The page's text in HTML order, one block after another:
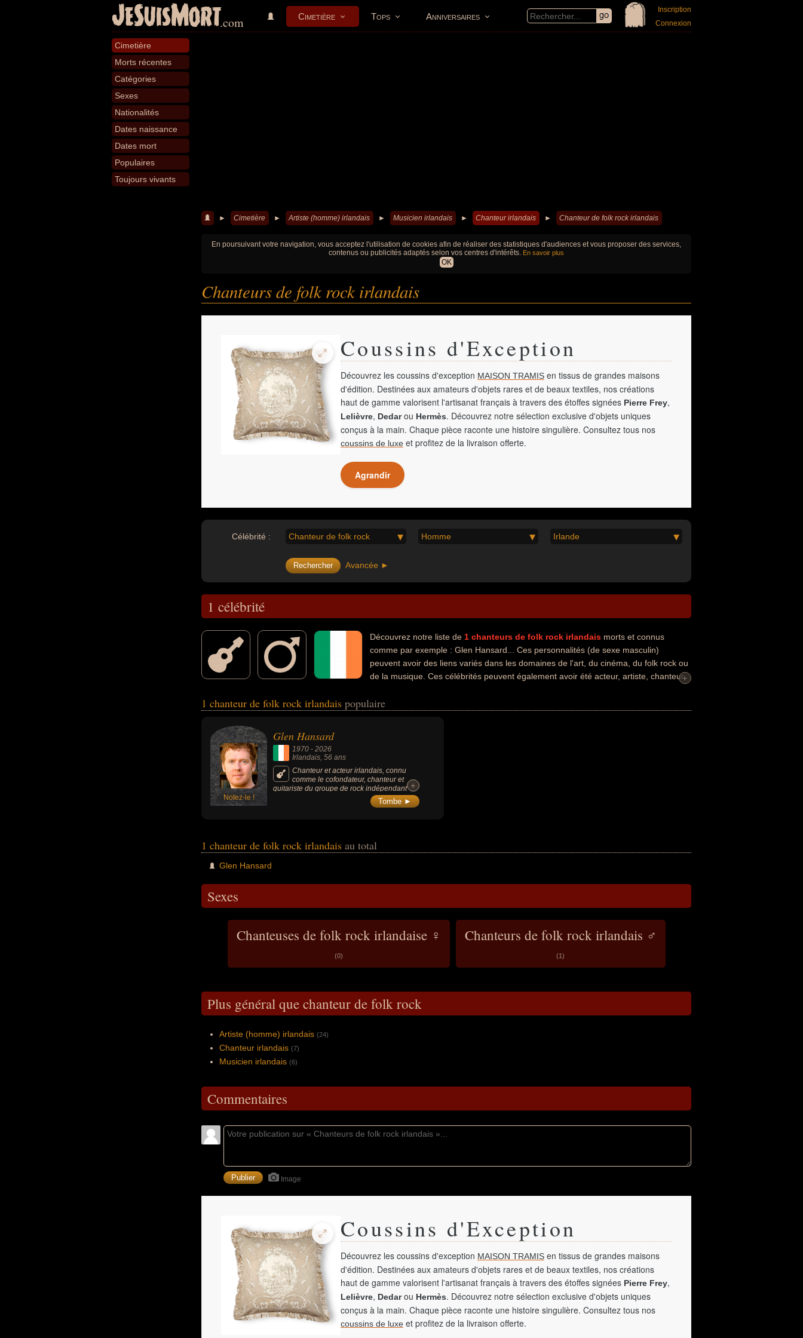
JeSuisMort.com Cimetière Tops Anniversaires
Inscription
Connexion
Cimetière
Morts récentes
Catégories
Sexes
Nationalités
Dates naissance
Dates mort
Populaires
Toujours vivants
► Cimetière ► Artiste (homme) irlandais ► Musicien irlandais ► Chanteur irlandais ► Chanteur de folk rock irlandais
En poursuivant votre navigation, vous acceptez l'utilisation de cookies afin de réaliser des statistiques d'audiences et vous proposer des services,
contenus ou publicités adaptés selon vos centres d'intérêts. En savoir plus
OK
Chanteurs de folk rock irlandais
Coussins d'Exception
Découvrez les coussins d'exception MAISON TRAMIS en tissus de grandes maisons
d'édition. Destinées aux amateurs d'objets rares et de beaux textiles, nos créations
haut de gamme valorisent l'artisanat français à travers des étoffes signées Pierre Frey,
Lelièvre, Dedarou Hermès. Découvrez notre sélection exclusive d'objets uniques
conçus à la main. Chaque pièce raconte une histoire singulière. Consultez tous nos
coussins de luxe et profitez de la livraison offerte.
Agrandir
Célébrité : Chanteur de folk rock Homme Irlande
Avancée ►
1 célébrité
Découvrez notre liste de 1 chanteurs de folk rock irlandais morts et connus
comme par exemple : Glen Hansard... Ces personnalités (de sexe masculin)
peuvent avoir des liens variés dans les domaines de l'art, du cinéma, du folk rock ou
de la musique. Ces célébrités peuvent également avoir été acteur, artiste, chanteur,+
1 chanteur de folk rock irlandais populaire
Notez-le !
Glen Hansard
1970 - 2026
Irlandais, 56 ans
Chanteur et acteur irlandais, connu
comme le cofondateur, chanteur et
guitariste du groupe de rock indépendant
irlandais The Frames, a accédé à une
notoriété internationale en incarnant le rôle
originale en 2008 pour le titre "Falling
Slowly", coécrit pour la bande originale de ce
+
+
Tombe ►
1 chanteur de folk rock irlandais au total
Glen Hansard
Sexes
Chanteuses de folk rock irlandaise ♀
(0)
Chanteurs de folk rock irlandais ♂
(1)
Plus général que chanteur de folk rock
Artiste (homme) irlandais (24)
Chanteur irlandais (7)
Musicien irlandais (6)
Commentaires
Image
Coussins d'Exception
Découvrez les coussins d'exception MAISON TRAMIS en tissus de grandes maisons
d'édition. Destinées aux amateurs d'objets rares et de beaux textiles, nos créations
haut de gamme valorisent l'artisanat français à travers des étoffes signées Pierre Frey,
Lelièvre, Dedarou Hermès. Découvrez notre sélection exclusive d'objets uniques
conçus à la main. Chaque pièce raconte une histoire singulière. Consultez tous nos
coussins de luxe et profitez de la livraison offerte.